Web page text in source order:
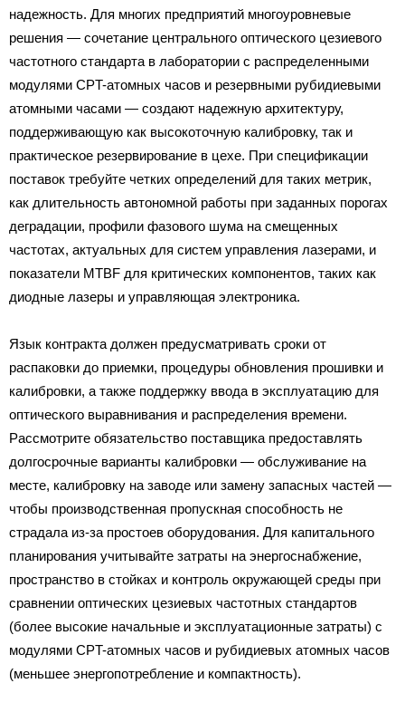
надежность. Для многих предприятий многоуровневые
решения — сочетание центрального оптического цезиевого
частотного стандарта в лаборатории с распределенными
модулями CPT-атомных часов и резервными рубидиевыми
атомными часами — создают надежную архитектуру,
поддерживающую как высокоточную калибровку, так и
практическое резервирование в цехе. При спецификации
поставок требуйте четких определений для таких метрик,
как длительность автономной работы при заданных порогах
деградации, профили фазового шума на смещенных
частотах, актуальных для систем управления лазерами, и
показатели MTBF для критических компонентов, таких как
диодные лазеры и управляющая электроника.
Язык контракта должен предусматривать сроки от
распаковки до приемки, процедуры обновления прошивки и
калибровки, а также поддержку ввода в эксплуатацию для
оптического выравнивания и распределения времени.
Рассмотрите обязательство поставщика предоставлять
долгосрочные варианты калибровки — обслуживание на
месте, калибровку на заводе или замену запасных частей —
чтобы производственная пропускная способность не
страдала из-за простоев оборудования. Для капитального
планирования учитывайте затраты на энергоснабжение,
пространство в стойках и контроль окружающей среды при
сравнении оптических цезиевых частотных стандартов
(более высокие начальные и эксплуатационные затраты) с
модулями CPT-атомных часов и рубидиевых атомных часов
(меньшее энергопотребление и компактность).